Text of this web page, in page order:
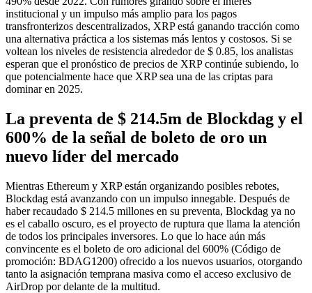
institucional y un impulso más amplio para los pagos
transfronterizos descentralizados, XRP está ganando tracción como
una alternativa práctica a los sistemas más lentos y costosos. Si se
voltean los niveles de resistencia alrededor de $ 0.85, los analistas
esperan que el pronóstico de precios de XRP continúe subiendo, lo
que potencialmente hace que XRP sea una de las criptas para
dominar en 2025.
La preventa de $ 214.5m de Blockdag y el
600% de la señal de boleto de oro un
nuevo líder del mercado
Mientras Ethereum y XRP están organizando posibles rebotes,
Blockdag está avanzando con un impulso innegable. Después de
haber recaudado $ 214.5 millones en su preventa, Blockdag ya no
es el caballo oscuro, es el proyecto de ruptura que llama la atención
de todos los principales inversores. Lo que lo hace aún más
convincente es el boleto de oro adicional del 600% (Código de
promoción: BDAG1200) ofrecido a los nuevos usuarios, otorgando
tanto la asignación temprana masiva como el acceso exclusivo de
AirDrop por delante de la multitud.